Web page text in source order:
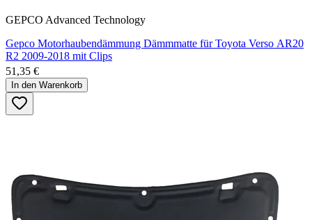
GEPCO Advanced Technology
Gepco Motorhaubendämmung Dämmmatte für Toyota Verso AR20
R2 2009-2018 mit Clips
51,35 €
In den Warenkorb